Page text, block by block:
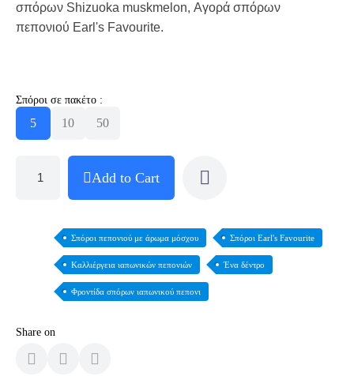
σπόρων Shizuoka muskmelon, Αγορά σπόρων
πεπονιού Earl's Favourite.
Σπόροι σε πακέτο :
5 10 50
Add to Cart
Σπόροι πεπονιού με άρωμα μόσχου Σπόροι Earl's Favourite
Καλλιέργεια ιαπωνικών πεπονιών Ένα δέντρο
Φροντίδα σπόρων ιαπωνικού πεπονι
Share on